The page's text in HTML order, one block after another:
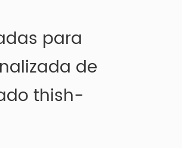
para
de
thish-